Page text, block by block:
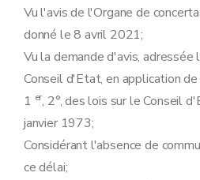
Vu l'avis de l'Organe de
donné le 8 avril 2021;
Vu la demande d'avis,
Conseil d'Etat, en application
1 er, 2°, des lois sur le Conseil
janvier 1973;
Considérant l'absence de
ce délai;